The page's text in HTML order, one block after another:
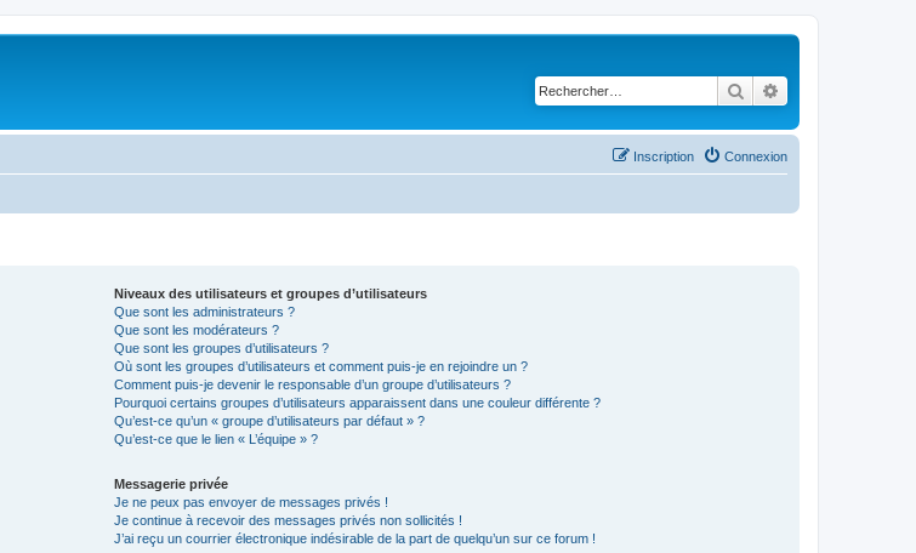
Rechercher
Connexion
Inscription
Niveaux des utilisateurs et groupes d’utilisateurs
Que sont les administrateurs ?
Que sont les modérateurs ?
Que sont les groupes d’utilisateurs ?
Où sont les groupes d’utilisateurs et comment puis-je en rejoindre un ?
Comment puis-je devenir le responsable d’un groupe d’utilisateurs ?
Pourquoi certains groupes d’utilisateurs apparaissent dans une couleur différente ?
Qu’est-ce qu’un « groupe d’utilisateurs par défaut » ?
Qu’est-ce que le lien « L’équipe » ?
Messagerie privée
Je ne peux pas envoyer de messages privés !
Je continue à recevoir des messages privés non sollicités !
J’ai reçu un courrier électronique indésirable de la part de quelqu’un sur ce forum !